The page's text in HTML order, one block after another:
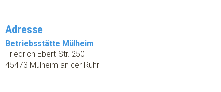
Adresse
Betriebsstätte Mülheim
Friedrich-Ebert-Str. 250
45473 Mülheim an der Ruhr